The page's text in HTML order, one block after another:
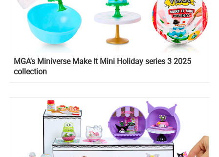
MGA's Miniverse Make It Mini Holiday series 3 2025
collection